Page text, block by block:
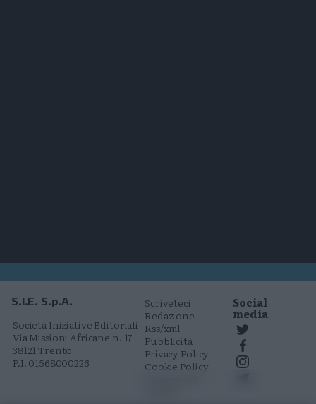
S.I.E. S.p.A.
Società Iniziative Editoriali
Via Missioni Africane n. 17
38121 Trento
P.I. 01568000226
Scriveteci
Redazione
Rss/xml
Pubblicità
Privacy Policy
Cookie Policy
Social
media